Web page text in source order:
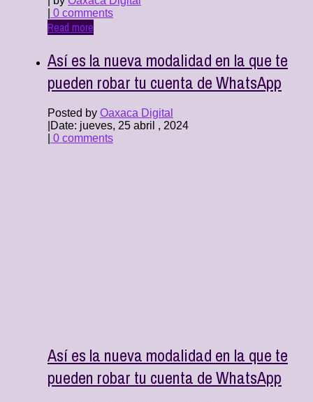
0 comments
Read more
Así es la nueva modalidad en la que te
pueden robar tu cuenta de WhatsApp
Posted by Oaxaca Digital
Date: jueves, 25 abril , 2024
0 comments
Así es la nueva modalidad en la que te
pueden robar tu cuenta de WhatsApp